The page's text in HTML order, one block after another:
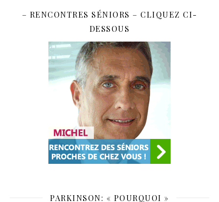
– RENCONTRES SÉNIORS – CLIQUEZ CI-
DESSOUS
PARKINSON: « POURQUOI »